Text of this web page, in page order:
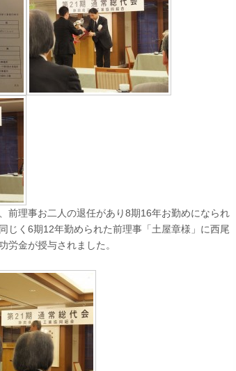
前理事お二人の退任があり8期16年お勤めになられ
じく6期12年勤められた前理事「土屋章様」に西尾
労金が授与されました。